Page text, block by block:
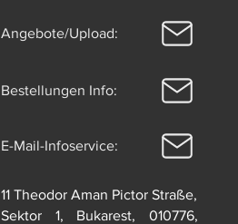
Angebote/Upload:
Bestellungen Info:
E-Mail-Infoservice:
11 Theodor Aman Pictor Straße,
Sektor 1, Bukarest, 010776,